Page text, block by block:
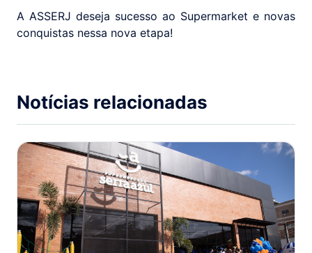
A ASSERJ deseja sucesso ao Supermarket e novas
conquistas nessa nova etapa!
Notícias relacionadas